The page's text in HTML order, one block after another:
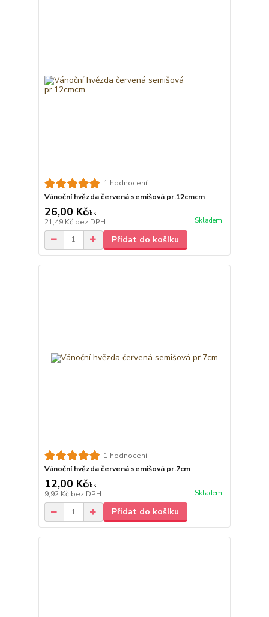
1 hodnocení
Vánoční hvězda červená semišová pr.12cmcm
26,00 Kč/ks
21,49 Kč bez DPH Skladem
Přidat do košíku
1 hodnocení
Vánoční hvězda červená semišová pr.7cm
12,00 Kč/ks
9,92 Kč bez DPH Skladem
Přidat do košíku